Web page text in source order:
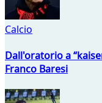
Calcio
Dall'oratorio a
Franco Baresi